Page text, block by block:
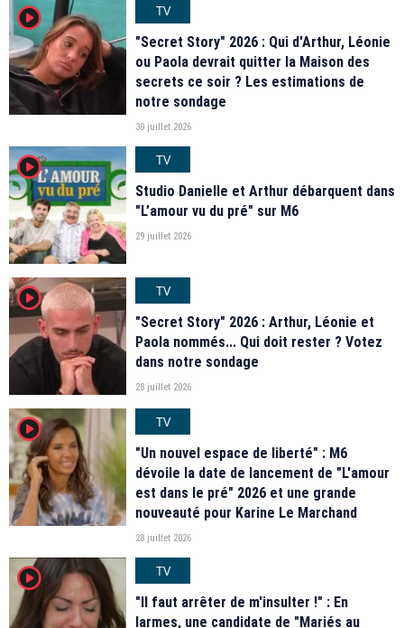
player2
TV
"Secret Story" 2026 : Qui d'Arthur, Léonie
ou Paola devrait quitter la Maison des
secrets ce soir ? Les estimations de
notre sondage
30 juillet 2026
player2
TV
Studio Danielle et Arthur débarquent dans
"L’amour vu du pré" sur M6
29 juillet 2026
player2
TV
"Secret Story" 2026 : Arthur, Léonie et
Paola nommés... Qui doit rester ? Votez
dans notre sondage
28 juillet 2026
player2
TV
"Un nouvel espace de liberté" : M6
dévoile la date de lancement de "L'amour
est dans le pré" 2026 et une grande
nouveauté pour Karine Le Marchand
28 juillet 2026
player2
TV
"Il faut arrêter de m'insulter !" : En
larmes, une candidate de "Mariés au